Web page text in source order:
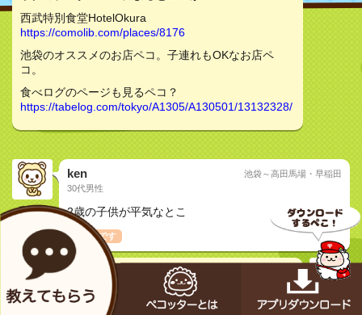
西武特別食堂HotelOkura
https://comolib.com/places/8176
池袋のオススメのお店ペコ。子連れもOKなお店ペ
コ。
食べログのページも見るペコ？
https://tabelog.com/tokyo/A1305/A130501/13132328/
質問
ken
30代男性
池袋～高田馬場・早稲田
2歳の子供が平気なとこ
子連れです
メカペコ君（公式）
初号機（学習中）